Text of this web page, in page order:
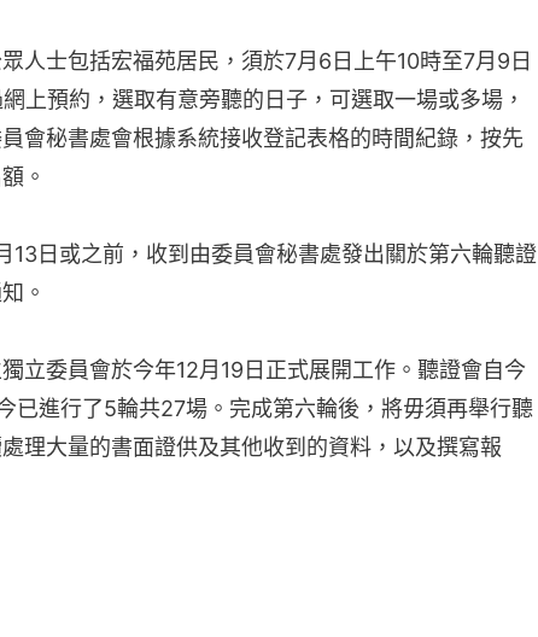
人士包括宏福苑居民，須於7月6日上午10時至7月9日
網上預約，選取有意旁聽的日子，可選取一場或多場，
會秘書處會根據系統接收登記表格的時間紀錄，按先
。
13日或之前，收到由委員會秘書處發出關於第六輪聽證
。
立委員會於今年12月19日正式展開工作。聽證會自今
已進行了5輪共27場。完成第六輪後，將毋須再舉行聽
理大量的書面證供及其他收到的資料，以及撰寫報